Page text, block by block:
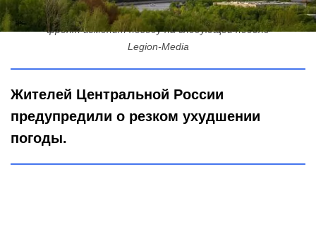
Похолодает на 20 градусов и пойдут дожди: арктический
фронт изменит погоду на следующей неделе
Legion-Media
Жителей Центральной России
предупредили о резком ухудшении
погоды.